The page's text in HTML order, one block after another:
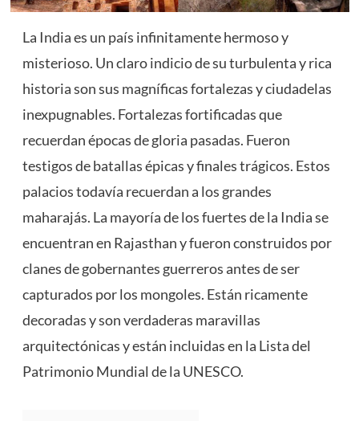
La India es un país infinitamente hermoso y
misterioso. Un claro indicio de su turbulenta y rica
historia son sus magníficas fortalezas y ciudadelas
inexpugnables. Fortalezas fortificadas que
recuerdan épocas de gloria pasadas. Fueron
testigos de batallas épicas y finales trágicos. Estos
palacios todavía recuerdan a los grandes
maharajás. La mayoría de los fuertes de la India se
encuentran en Rajasthan y fueron construidos por
clanes de gobernantes guerreros antes de ser
capturados por los mongoles. Están ricamente
decoradas y son verdaderas maravillas
arquitectónicas y están incluidas en la Lista del
Patrimonio Mundial de la UNESCO.